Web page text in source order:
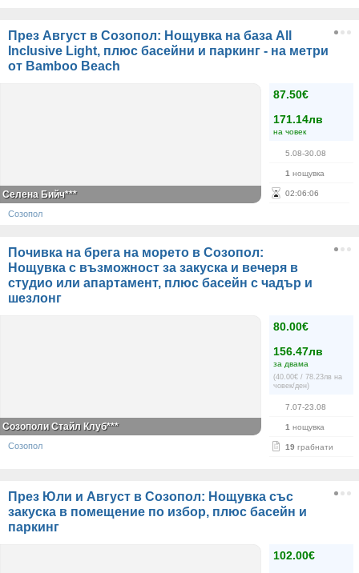
През Август в Созопол: Нощувка на база All
Inclusive Light, плюс басейни и паркинг - на метри
от Bamboo Beach
87.50€
171.14лв
на човек
5.08-30.08
1 нощувка
02:06:06
Селена Бийч***
Созопол
Почивка на брега на морето в Созопол:
Нощувка с възможност за закуска и вечеря в
студио или апартамент, плюс басейн с чадър и
шезлонг
80.00€
156.47лв
за двама
(40.00€ / 78.23лв на
човек/ден)
7.07-23.08
1 нощувка
19 грабнати
Созополи Стайл Клуб***
Созопол
През Юли и Август в Созопол: Нощувка със
закуска в помещение по избор, плюс басейн и
паркинг
102.00€